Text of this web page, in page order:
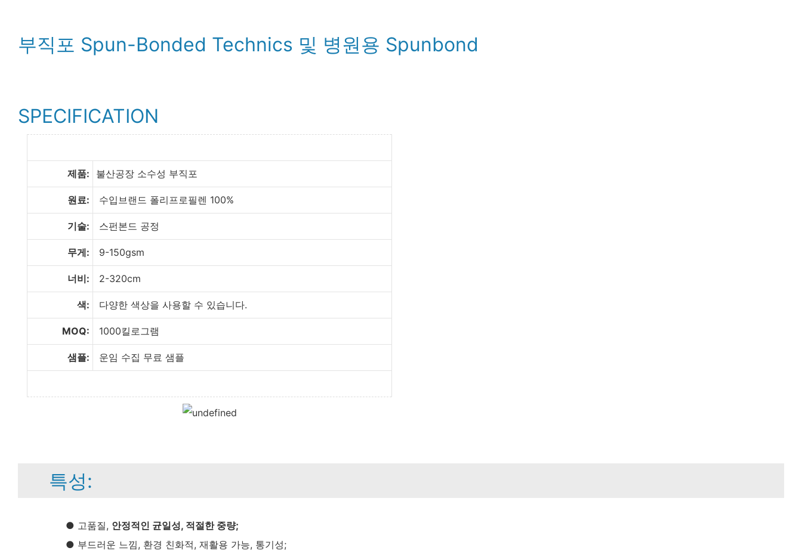
부직포 Spun-Bonded Technics 및 병원용 Spunbond
SPECIFICATION
제품: 불산공장 소수성 부직포
원료: 수입브랜드 폴리프로필렌 100%
기술: 스펀본드 공정
무게: 9-150gsm
너비: 2-320cm
색: 다양한 색상을 사용할 수 있습니다.
MOQ: 1000킬로그램
샘플: 운임 수집 무료 샘플
특성:
● 고품질, 안정적인 균일성, 적절한 중량;
● 부드러운 느낌, 환경 친화적, 재활용 가능, 통기성;